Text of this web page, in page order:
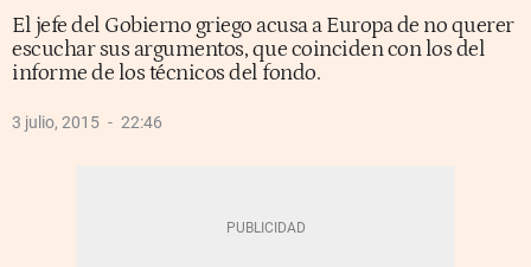
El jefe del Gobierno griego acusa a Europa de no querer
escuchar sus argumentos, que coinciden con los del
informe de los técnicos del fondo.
3 julio, 2015 22:46